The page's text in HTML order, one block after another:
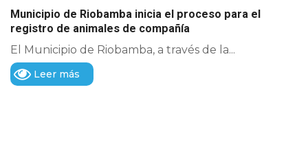
Municipio de Riobamba inicia el proceso para el
registro de animales de compañía
El Municipio de Riobamba, a través de la...
Leer más